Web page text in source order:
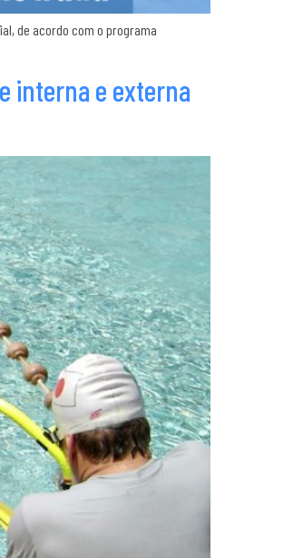
de acordo com o programa
interna e externa